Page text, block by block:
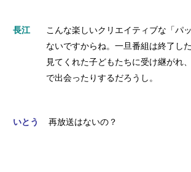
長江
こんな楽しいクリエイティブな「パ
ないですからね。一旦番組は終了し
見てくれた子どもたちに受け継がれ
で出会ったりするだろうし。
いとう 再放送はないの？